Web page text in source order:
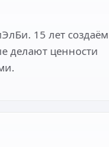
15 лет создаём
делают ценности